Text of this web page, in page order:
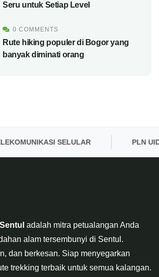
Seru untuk Setiap Level
0 COMMENTS
Rute hiking populer di Bogor yang
banyak diminati orang
SELULAR PLN UID
adalah mitra petualangan Anda
alam tersembunyi di Sentul.
dan berkesan. Siap menyegarkan
trekking terbaik untuk semua kalangan.